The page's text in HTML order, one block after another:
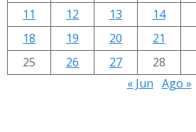
11
12 13 14
18
19 20 21
25
26 27 28
« Jun Ago »